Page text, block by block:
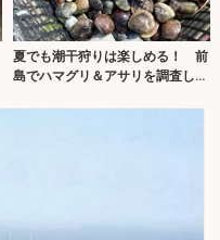
夏でも潮干狩りは楽しめる！ 前
島でハマグリ＆アサリを調査して